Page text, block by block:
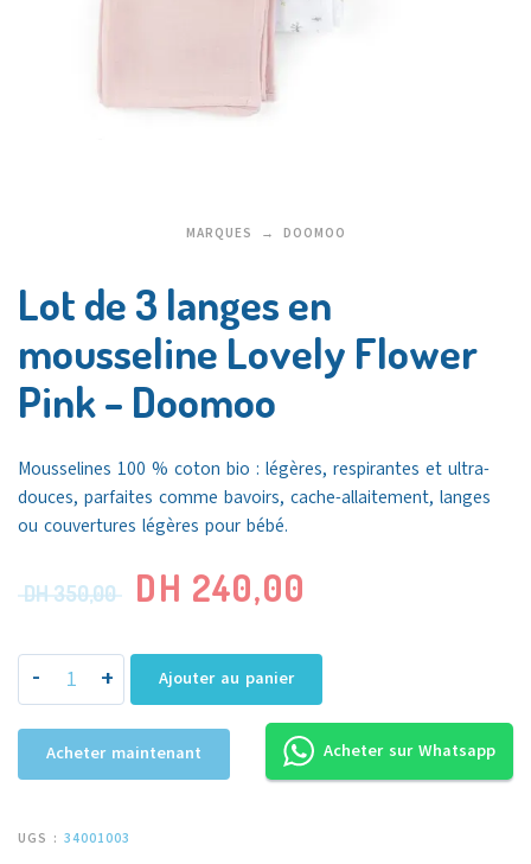
MARQUES DOOMOO
Lot de 3 langes en
mousseline Lovely Flower
Pink – Doomoo
Mousselines 100 % coton bio : légères, respirantes et ultra-
douces, parfaites comme bavoirs, cache-allaitement, langes
ou couvertures légères pour bébé.
DH350,00 DH 240,00
- + Ajouter au panier
Acheter maintenant Acheter sur Whatsapp
UGS : 34001003